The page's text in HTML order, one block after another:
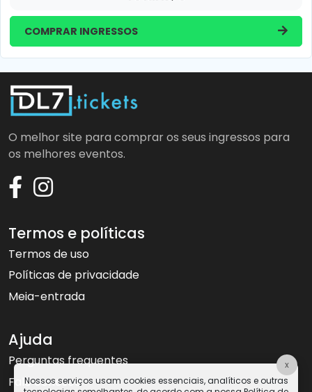
COMPRAR INGRESSOS
O melhor site para comprar os seus ingressos para
os melhores eventos.
Termos e políticas
Termos de uso
Políticas de privacidade
Meia-entrada
Ajuda
Perguntas frequentes
Fale conosco
x
Nossos serviços usam cookies essenciais, analíticos e outras